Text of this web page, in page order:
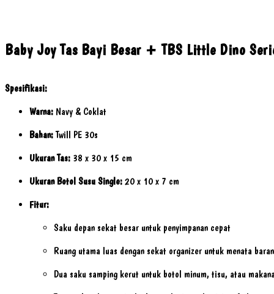
Baby Joy Tas Bayi Besar + TBS Little Dino
Spesifikasi:
Warna: Navy & Coklat
Bahan:Twill PE 30s
Ukuran Tas: 38 x 30 x 15 cm
Ukuran Botol Susu Single: 20 x 10 x 7 cm
Fitur:
Saku depan sekat besar untuk penyimpanan cepat
Ruang utama luas dengan sekat organizer untuk menata
Dua saku samping kerut untuk botol minum, tisu, atau